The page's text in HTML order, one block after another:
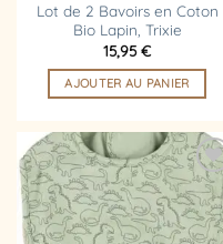
Lot de 2 Bavoirs en Coton
Bio Lapin, Trixie
15,95€
AJOUTER AU PANIER
à la
liste